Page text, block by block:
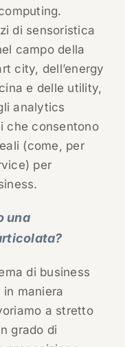
di sensoristica
campo della
city, dell’energy
e delle utility,
analytics
che consentono
(come, per
per
una
di business
maniera
a stretto
grado di